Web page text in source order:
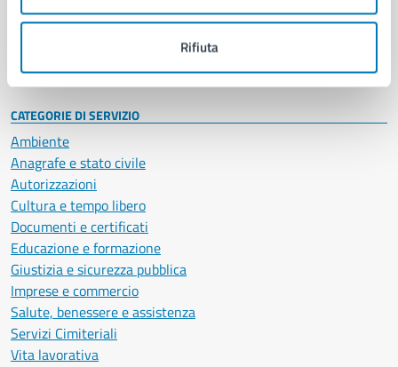
Rifiuta
Personale amministrativo
Intranet, posta aziendale e protocollo
CATEGORIE DI SERVIZIO
Ambiente
Anagrafe e stato civile
Autorizzazioni
Cultura e tempo libero
Documenti e certificati
Educazione e formazione
Giustizia e sicurezza pubblica
Imprese e commercio
Salute, benessere e assistenza
Servizi Cimiteriali
Vita lavorativa